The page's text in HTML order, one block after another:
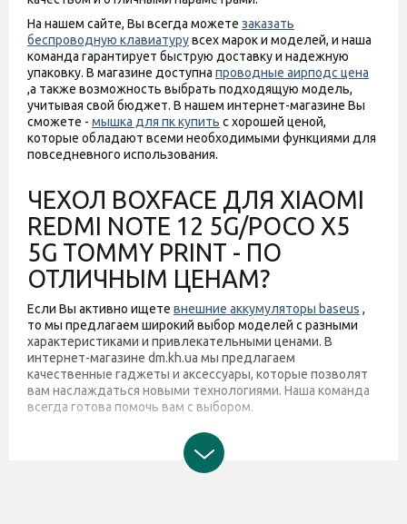
На нашем сайте, Вы всегда можете заказать
беспроводную клавиатурувсех марок и моделей, и наша
команда гарантирует быструю доставку и надежную
упаковку. В магазине доступна проводные аирподс цена
,а также возможность выбрать подходящую модель,
учитывая свой бюджет. В нашем интернет-магазине Вы
сможете - мышка для пк купить с хорошей ценой,
которые обладают всеми необходимыми функциями для
повседневного использования.
ЧЕХОЛ BOXFACE ДЛЯ XIAOMI
REDMI NOTE 12 5G/POCO X5
5G TOMMY PRINT - ПО
ОТЛИЧНЫМ ЦЕНАМ?
Если Вы активно ищете внешние аккумуляторы baseus ,
то мы предлагаем широкий выбор моделей с разными
характеристиками и привлекательными ценами. В
интернет-магазине dm.kh.ua мы предлагаем
качественные гаджеты и аксессуары, которые позволят
вам наслаждаться новыми технологиями. Наша команда
всегда готова помочь вам с выбором.